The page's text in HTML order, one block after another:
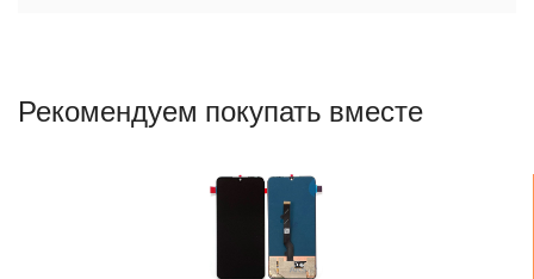
Рекомендуем покупать вместе